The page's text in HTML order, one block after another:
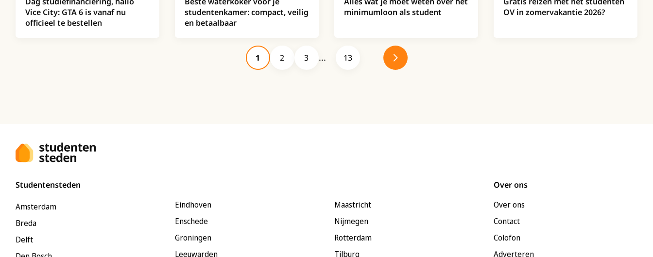
Vice City: GTA 6 is vanaf nu
officieel te bestellen
studentenkamer: compact, veilig
en betaalbaar
minimumloon als student
OV in zomervakantie 2026?
1 2 3 13
Studentensteden
Amsterdam
Breda
Delft
Eindhoven
Enschede
Groningen
Leeuwarden
Maastricht
Nijmegen
Rotterdam
Tilburg
Over ons
Over ons
Contact
Colofon
Adverteren